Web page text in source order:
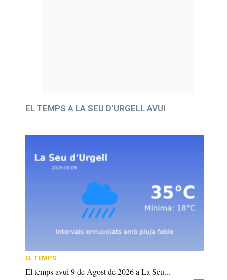
EL TEMPS A LA SEU D'URGELL AVUI
EL TEMPS
El temps avui 9 de Agost de 2026 a La Seu...